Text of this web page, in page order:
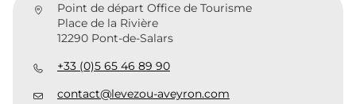
Point de départ Office de Tourisme
Place de la Rivière
12290 Pont-de-Salars
+33 (0)5 65 46 89 90
contact@levezou-aveyron.com